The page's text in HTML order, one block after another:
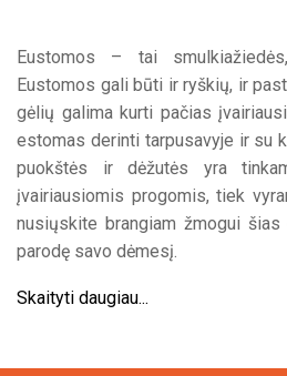
Eustomos – tai
Eustomos gali būti ir ryškių, ir
gėlių galima kurti pačias
estomas derinti tarpusavyje ir su
puokštės ir dėžutės yra
įvairiausiomis progomis, tiek
nusiųskite brangiam žmogui
parodę savo dėmesį.
Skaityti daugiau...